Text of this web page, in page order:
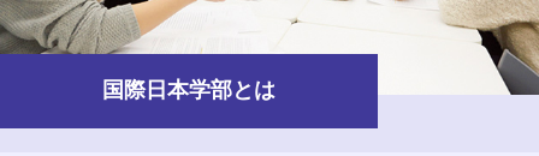
国際日本学部とは